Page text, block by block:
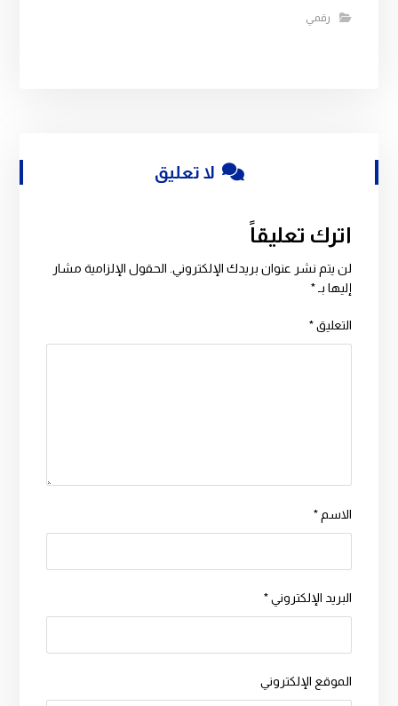
رقمي
لا تعليق
اترك تعليقاً
لن يتم نشر عنوان بريدك الإلكتروني. الحقول الإلزامية مشار
إليها بـ*
التعليق*
الاسم*
البريد الإلكتروني*
الموقع الإلكتروني